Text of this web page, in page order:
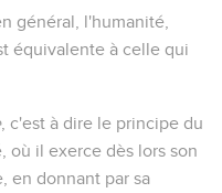
général, l'humanité,
équivalente à celle qui
, c'est à dire le principe du
où il exerce dès lors son
en donnant par sa